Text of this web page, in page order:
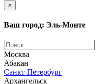
×
Ваш город: Эль-Монте
Москва
Абакан
Санкт-Петербург
Архангельск